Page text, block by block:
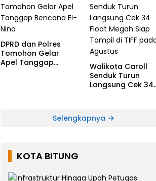
DPRD dan Polres
Tomohon Gelar
Apel Tanggap
Walikota Caroll
Senduk Turun
Langsung Cek 34
Selengkapnya
KOTA BITUNG